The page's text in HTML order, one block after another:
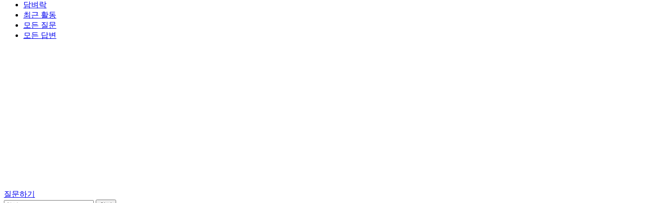
담벼락
최근 활동
모든 질문
모든 답변
질문하기